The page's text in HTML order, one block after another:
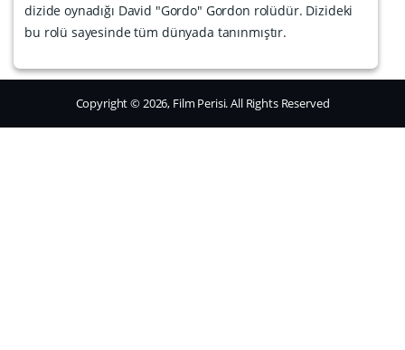
dizide oynadığı David "Gordo" Gordon rolüdür. Dizideki
bu rolü sayesinde tüm dünyada tanınmıştır.
Copyright © 2026, Film Perisi. All Rights Reserved